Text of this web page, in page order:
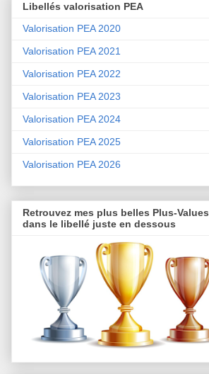
Libellés valorisation PEA
Valorisation PEA 2020
Valorisation PEA 2021
Valorisation PEA 2022
Valorisation PEA 2023
Valorisation PEA 2024
Valorisation PEA 2025
Valorisation PEA 2026
Retrouvez mes plus belles Plus-Values
dans le libellé juste en dessous